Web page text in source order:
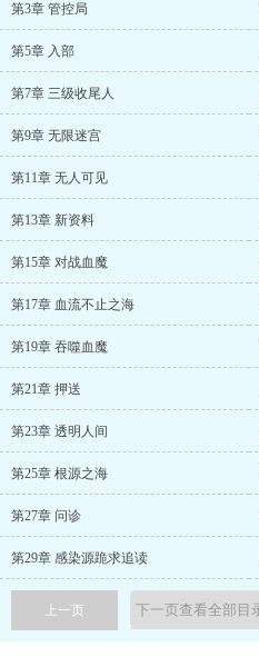
第3章 管控局
第5章 入部
第7章 三级收尾人
第9章 无限迷宫
第11章 无人可见
第13章 新资料
第15章 对战血魔
第17章 血流不止之海
第19章 吞噬血魔
第21章 押送
第23章 透明人间
第25章 根源之海
第27章 问诊
第29章 感染源跪求追读
上一页